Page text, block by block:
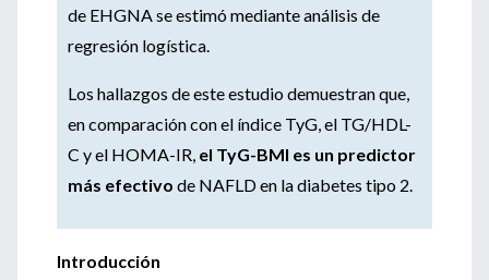
de EHGNA se estimó mediante análisis de
regresión logística.
Los hallazgos de este estudio demuestran que,
en comparación con el índice TyG, el TG/HDL-
C y el HOMA-IR, el TyG-BMI es un predictor
más efectivo de NAFLD en la diabetes tipo 2.
Introducción